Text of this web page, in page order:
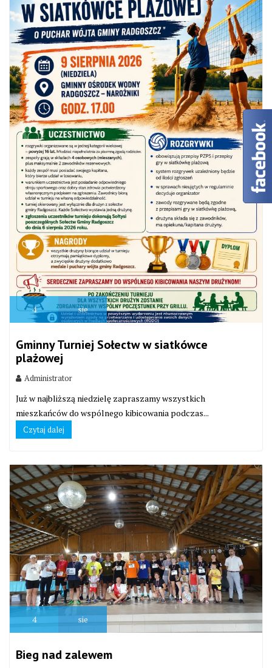
4 sie
Gminny Turniej Sołectw w siatkówce
plażowej
Administrator
Już w najbliższą niedzielę zapraszamy wszystkich
mieszkańców do wspólnego kibicowania podczas...
Czytaj dalej
4 sie
Bieg nad zalewem